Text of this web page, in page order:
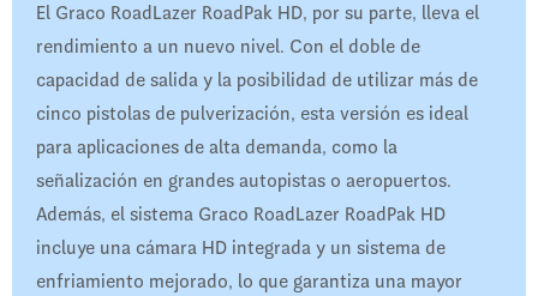
El Graco RoadLazer RoadPak HD, por su parte, lleva el
rendimiento a un nuevo nivel. Con el doble de
capacidad de salida y la posibilidad de utilizar más de
cinco pistolas de pulverización, esta versión es ideal
para aplicaciones de alta demanda, como la
señalización en grandes autopistas o aeropuertos.
Además, el sistema Graco RoadLazer RoadPak HD
incluye una cámara HD integrada y un sistema de
enfriamiento mejorado, lo que garantiza una mayor